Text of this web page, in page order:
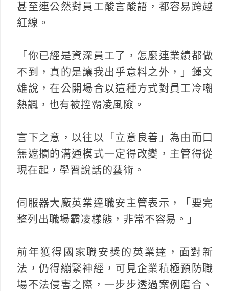
甚至連公然對員工酸言酸語，都容易跨越
紅線。
「你已經是資深員工了，怎麼連業績都做
不到，真的是讓我出乎意料之外，」鍾文
雄說，在公開場合以這種方式對員工冷嘲
熱諷，也有被控霸凌風險。
言下之意，以往以「立意良善」為由而口
無遮攔的溝通模式一定得改變，主管得從
現在起，學習說話的藝術。
伺服器大廠英業達職安主管表示，「要完
整列出職場霸凌樣態，非常不容易。」
前年獲得國家職安獎的英業達，面對新
法，仍得繃緊神經，可見企業積極預防職
場不法侵害之際，一步步透過案例磨合、